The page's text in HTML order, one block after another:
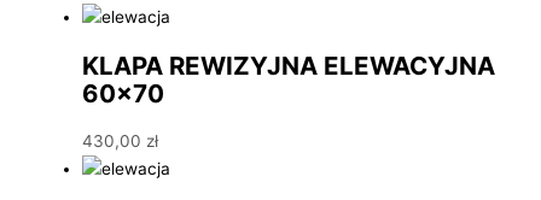
KLAPA REWIZYJNA ELEWACYJNA
60×70
430,00 zł